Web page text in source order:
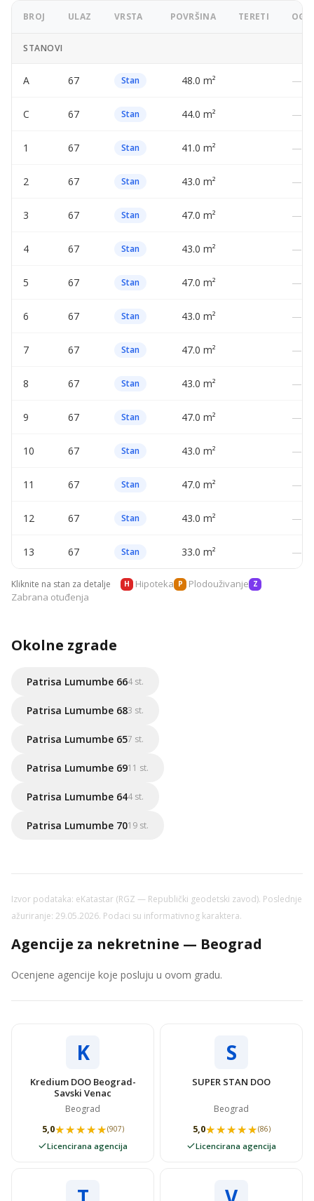
BROJ ULAZ VRSTA POVRŠINA TERETI
STANOVI
A 67 Stan 48.0 m² —
C 67 Stan 44.0 m² —
1 67 Stan 41.0 m² —
2 67 Stan 43.0 m² —
3 67 Stan 47.0 m² —
4 67 Stan 43.0 m² —
5 67 Stan 47.0 m² —
6 67 Stan 43.0 m² —
7 67 Stan 47.0 m² —
8 67 Stan 43.0 m² —
9 67 Stan 47.0 m² —
10 67 Stan 43.0 m² —
11 67 Stan 47.0 m² —
12 67 Stan 43.0 m² —
13 67 Stan 33.0 m² —
Kliknite na stan za detalje H Hipoteka P Plodouživanje Z
Zabrana otuđenja
Okolne zgrade
Patrisa Lumumbe 664 st.
Patrisa Lumumbe 683 st.
Patrisa Lumumbe 657 st.
Patrisa Lumumbe 6911 st.
Patrisa Lumumbe 644 st.
Patrisa Lumumbe 7019 st.
Izvor podataka: eKatastar (RGZ — Republički geodetski zavod). Poslednje
ažuriranje: 29.05.2026. Podaci su informativnog karaktera.
Agencije za nekretnine — Beograd
Ocenjene agencije koje posluju u ovom gradu.
K
Kredium DOO Beograd-
Savski Venac
Beograd
5,0★★★★★
★★★★★(907)
Licencirana agencija
S
SUPER STAN DOO
Beograd
5,0★★★★★
★★★★★(86)
Licencirana agencija